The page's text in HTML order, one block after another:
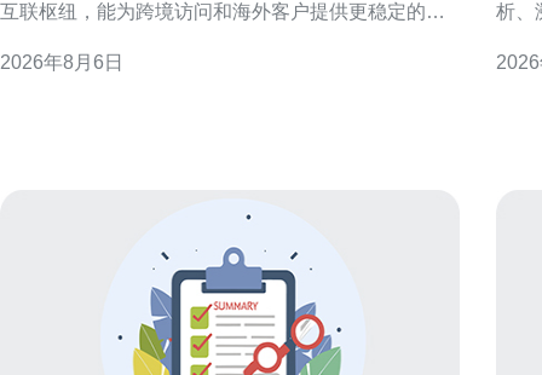
互联枢纽，能为跨境访问和海外客户提供更稳定的连
带宽的核心优势 国际互联与低延迟 香港连接多条海底
2026年8月6日
析、
务器的日志